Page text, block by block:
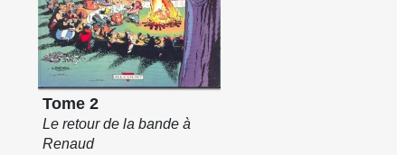
Tome 2
Le retour de la bande à
Renaud